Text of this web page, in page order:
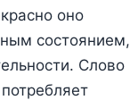
оно
состоянием,
Слово